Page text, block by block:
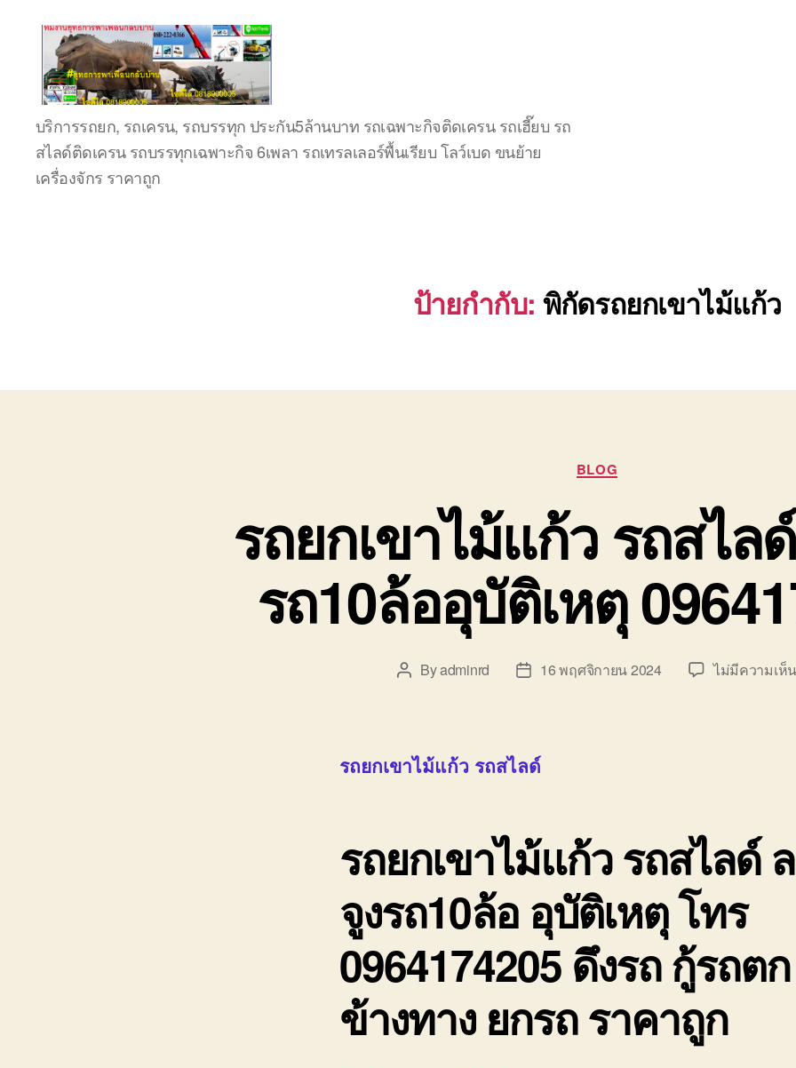
ชลบุรี
รถ
เครน
ยก
ของ
บริการรถยก, รถเครน, รถบรรทุก ประกัน5ล้านบาท รถเฉพาะกิจติดเครน รถเฮี๊ยบ รถ
สไลด์ติดเครน รถบรรทุกเฉพาะกิจ 6เพลา รถเทรลเลอร์พื้นเรียบ โลว์เบด ขนย้าย
เครื่องจักร ราคาถูก
ป้ายกำกับ: พิกัดรถยกเขาไม้แก้ว
Categories
BLOG
รถยกเขาไม้แก้ว รถสไล
รถ10ล้ออุบัติเหตุ
PostByadminrd
Post16 พฤศจิกายน 2024 ไม่มีความเห็น
รถยกเขาไม้แก้ว รถสไลด์
รถยกเขาไม้แก้วรถสไลด์
จูงรถ10ล้อ อุบัติเหตุ โทร
0964174205 ดึงรถ กู้รถตก
ข้างทาง ยกรถ ราคาถูก